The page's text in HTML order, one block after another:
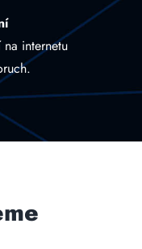
internetu